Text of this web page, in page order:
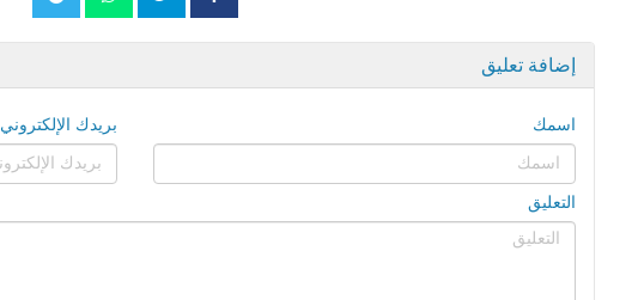
إضافة تعليق
اسمك بريدك الإلكتروني
التعليق